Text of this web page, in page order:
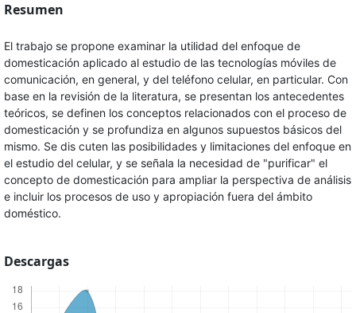
Resumen
El trabajo se propone examinar la utilidad del enfoque de
domesticación aplicado al estudio de las tecnologías móviles de
comunicación, en general, y del teléfono celular, en particular. Con
base en la revisión de la literatura, se presentan los antecedentes
teóricos, se definen los conceptos relacionados con el proceso de
domesticación y se profundiza en algunos supuestos básicos del
mismo. Se dis cuten las posibilidades y limitaciones del enfoque en
el estudio del celular, y se señala la necesidad de "purificar" el
concepto de domesticación para ampliar la perspectiva de análisis
e incluir los procesos de uso y apropiación fuera del ámbito
doméstico.
Descargas